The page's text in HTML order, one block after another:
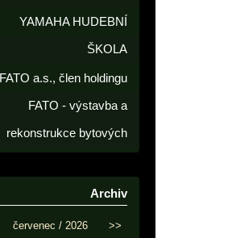
YAMAHA HUDEBNÍ
ŠKOLA
FATO a.s., člen holdingu
FATO - výstavba a
rekonstrukce bytových
Archiv
červenec / 2026 >>